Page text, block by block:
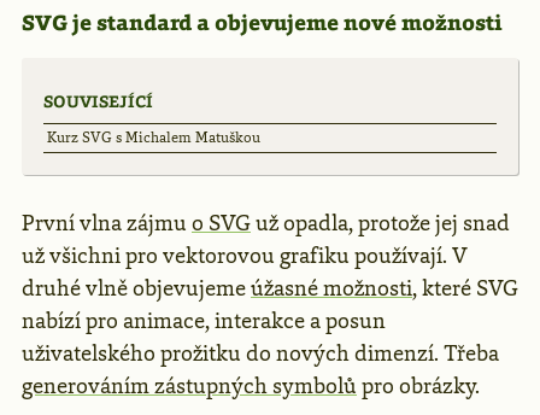
SVG je standard a objevujeme nové možnosti
SOUVISEJÍCÍ
Kurz SVG s Michalem Matuškou
První vlna zájmu o SVGuž opadla, protože jej snad
už všichni pro vektorovou grafiku používají. V
druhé vlně objevujemeúžasné možnosti, které SVG
nabízí pro animace, interakce a posun
uživatelského prožitku do nových dimenzí. Třeba
generováním zástupných symbolů pro obrázky.